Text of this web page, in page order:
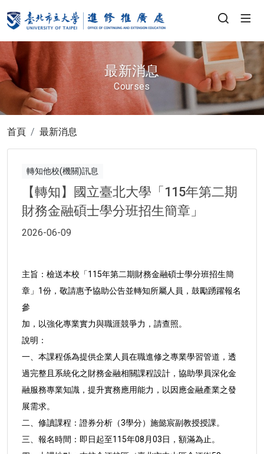
最新消息
Courses
首頁 最新消息
轉知他校(機關)訊息
【轉知】國立臺北大學「115年第二期
財務金融碩士學分班招生簡章」
2026-06-09
主旨：檢送本校「115年第二期財務金融碩士學分班招生簡
章」1份，敬請惠予協助公告並轉知所屬人員，鼓勵踴躍報名
參
加，以強化專業實力與職涯競爭力，請查照。
說明：
一、本課程係為提供企業人員在職進修之專業學習管道，透
過完整且系統化之財務金融相關課程設計，協助學員深化金
融服務專業知識，提升實務應用能力，以因應金融產業之發
展需求。
二、修讀課程：證券分析（3學分）施懿宸副教授授課。
三、報名時間：即日起至115年08月03日，額滿為止。